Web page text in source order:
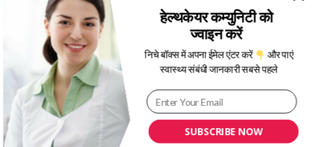
Written By
Praveen Kumar
हेलो दोस्तों, मेरा नाम प्रवीण कुमार है. में इस ब्लॉग में रेगुलर
नई नई हेल्थ आर्टिकल्स लिखता हूँ.आपको हमारी लेख पसंद
आती है तो इसे सोशल मीडिया में शेयर करें। अगर आपको
कोई सहायता चाहिए तो कमेंट कीजिए।
SUBSCRIBE NOW
हेल्थकेयर कम्युनिटी को
ज्वाइन करें
निचे बॉक्स में अपना ईमेल एंटर करें
और पाएं
स्वास्थ्य संबंधी जानकारी सबसे पहले